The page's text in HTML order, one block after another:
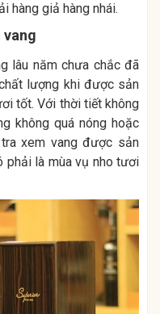
hàng giả hàng nhái.
vang
lâu năm chưa chắc đã
lượng khi được sản
tốt. Với thời tiết không
không quá nóng hoặc
xem vang được sản
phải là mùa vụ nho tươi